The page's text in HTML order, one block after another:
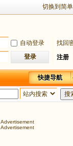
切换到简
自动登录
找回
登录 注册
快捷导航
搜
Advertisement
Advertisement